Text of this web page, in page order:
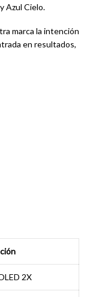
Azul Cielo.
marca la intención
en resultados,
2X